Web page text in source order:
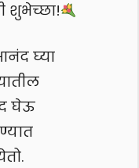
शुभेच्छा!
घ्या
घेऊ